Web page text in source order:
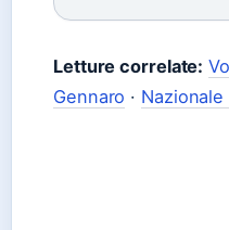
Letture correlate:
Gennaro ·